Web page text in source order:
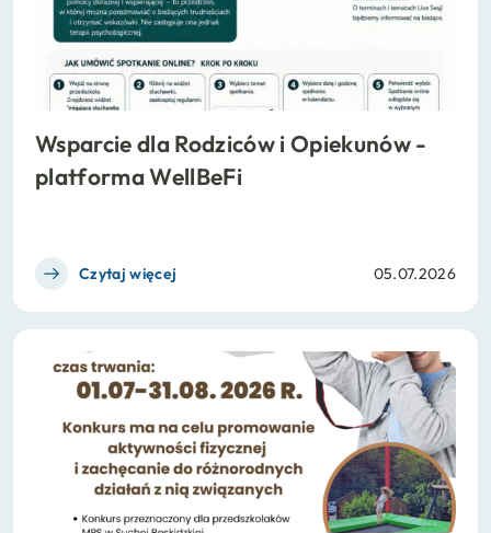
Wsparcie dla Rodziców i Opiekunów -
platforma WellBeFi
Czytaj więcej 05.07.2026